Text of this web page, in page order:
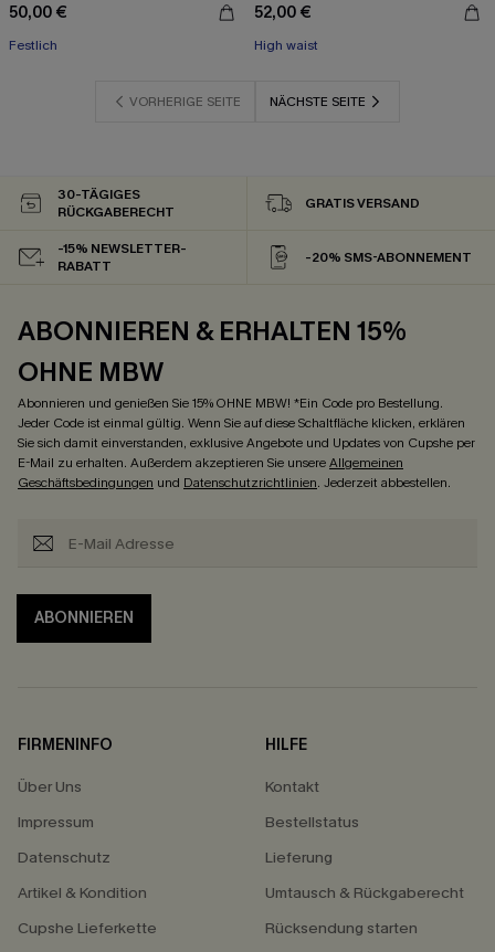
50,00 €
Festlich
52,00 €
High waist
VORHERIGE SEITE NÄCHSTE SEITE
30-TÄGIGES
RÜCKGABERECHT
GRATIS VERSAND
-15% NEWSLETTER-
RABATT
-20% SMS-ABONNEMENT
ABONNIEREN & ERHALTEN 15%
OHNE MBW
Abonnieren und genießen Sie 15% OHNE MBW! *Ein Code pro Bestellung.
Jeder Code ist einmal gültig. Wenn Sie auf diese Schaltfläche klicken, erklären
Sie sich damit einverstanden, exklusive Angebote und Updates von Cupshe per
E-Mail zu erhalten. Außerdem akzeptieren Sie unsereAllgemeinen
Geschäftsbedingungen und Datenschutzrichtlinien. Jederzeit abbestellen.
ABONNIEREN
FIRMENINFO
Über Uns
Impressum
Datenschutz
Artikel & Kondition
Cupshe Lieferkette
HILFE
Kontakt
Bestellstatus
Lieferung
Umtausch & Rückgaberecht
Rücksendung starten